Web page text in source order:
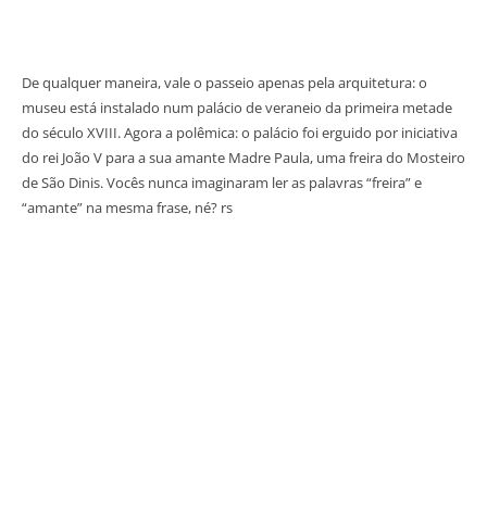
De qualquer maneira, vale o passeio apenas pela arquitetura: o
museu está instalado num palácio de veraneio da primeira metade
do século XVIII. Agora a polêmica: o palácio foi erguido por iniciativa
do rei João V para a sua amante Madre Paula, uma freira do Mosteiro
de São Dinis. Vocês nunca imaginaram ler as palavras “freira” e
“amante” na mesma frase, né? rs